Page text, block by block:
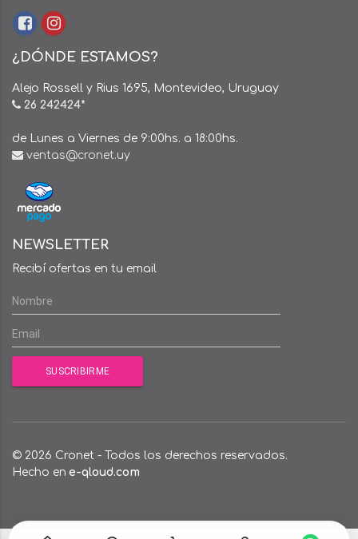
¿DÓNDE ESTAMOS?
Alejo Rossell y Rius 1695, Montevideo, Uruguay
26 242424*
de Lunes a Viernes de 9:00hs. a 18:00hs.
ventas@cronet.uy
NEWSLETTER
Recibí ofertas en tu email
© 2026 Cronet - Todos los derechos reservados.
Hecho en e-qloud.com